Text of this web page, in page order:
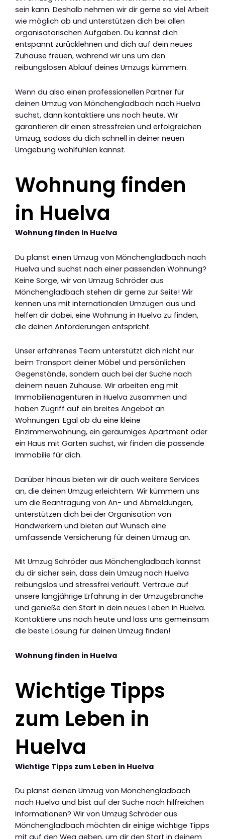
sein kann. Deshalb nehmen wir dir gerne so viel Arbeit
wie möglich ab und unterstützen dich bei allen
organisatorischen Aufgaben. Du kannst dich
entspannt zurücklehnen und dich auf dein neues
Zuhause freuen, während wir uns um den
reibungslosen Ablauf deines Umzugs kümmern.
Wenn du also einen professionellen Partner für
deinen Umzug von Mönchengladbach nach Huelva
suchst, dann kontaktiere uns noch heute. Wir
garantieren dir einen stressfreien und erfolgreichen
Umzug, sodass du dich schnell in deiner neuen
Umgebung wohlfühlen kannst.
Wohnung finden
in Huelva
Wohnung finden in Huelva
Du planst einen Umzug von Mönchengladbach nach
Huelva und suchst nach einer passenden Wohnung?
Keine Sorge, wir von Umzug Schröder aus
Mönchengladbach stehen dir gerne zur Seite! Wir
kennen uns mit internationalen Umzügen aus und
helfen dir dabei, eine Wohnung in Huelva zu finden,
die deinen Anforderungen entspricht.
Unser erfahrenes Team unterstützt dich nicht nur
beim Transport deiner Möbel und persönlichen
Gegenstände, sondern auch bei der Suche nach
deinem neuen Zuhause. Wir arbeiten eng mit
Immobilienagenturen in Huelva zusammen und
haben Zugriff auf ein breites Angebot an
Wohnungen. Egal ob du eine kleine
Einzimmerwohnung, ein geräumiges Apartment oder
ein Haus mit Garten suchst, wir finden die passende
Immobilie für dich.
Darüber hinaus bieten wir dir auch weitere Services
an, die deinen Umzug erleichtern. Wir kümmern uns
um die Beantragung von An- und Abmeldungen,
unterstützen dich bei der Organisation von
Handwerkern und bieten auf Wunsch eine
umfassende Versicherung für deinen Umzug an.
Mit Umzug Schröder aus Mönchengladbach kannst
du dir sicher sein, dass dein Umzug nach Huelva
reibungslos und stressfrei verläuft. Vertraue auf
unsere langjährige Erfahrung in der Umzugsbranche
und genieße den Start in dein neues Leben in Huelva.
Kontaktiere uns noch heute und lass uns gemeinsam
die beste Lösung für deinen Umzug finden!
Wohnung finden in Huelva
Wichtige Tipps
zum Leben in
Huelva
Wichtige Tipps zum Leben in Huelva
Du planst deinen Umzug von Mönchengladbach
nach Huelva und bist auf der Suche nach hilfreichen
Informationen? Wir von Umzug Schröder aus
Mönchengladbach möchten dir einige wichtige Tipps